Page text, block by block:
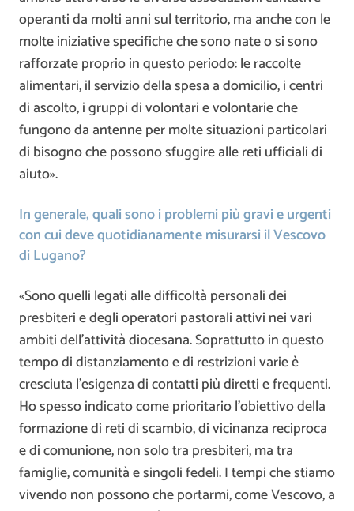
operanti da molti anni sul territorio, ma anche con le
molte iniziative specifiche che sono nate o si sono
rafforzate proprio in questo periodo: le raccolte
alimentari, il servizio della spesa a domicilio, i centri
di ascolto, i gruppi di volontari e volontarie che
fungono da antenne per molte situazioni particolari
di bisogno che possono sfuggire alle reti ufficiali di
aiuto».
In generale, quali sono i problemi più gravi e urgenti
con cui deve quotidianamente misurarsi il Vescovo
di Lugano?
«Sono quelli legati alle difficoltà personali dei
presbiteri e degli operatori pastorali attivi nei vari
ambiti dell’attività diocesana. Soprattutto in questo
tempo di distanziamento e di restrizioni varie è
cresciuta l’esigenza di contatti più diretti e frequenti.
Ho spesso indicato come prioritario l’obiettivo della
formazione di reti di scambio, di vicinanza reciproca
e di comunione, non solo tra presbiteri, ma tra
famiglie, comunità e singoli fedeli. I tempi che stiamo
vivendo non possono che portarmi, come Vescovo, a